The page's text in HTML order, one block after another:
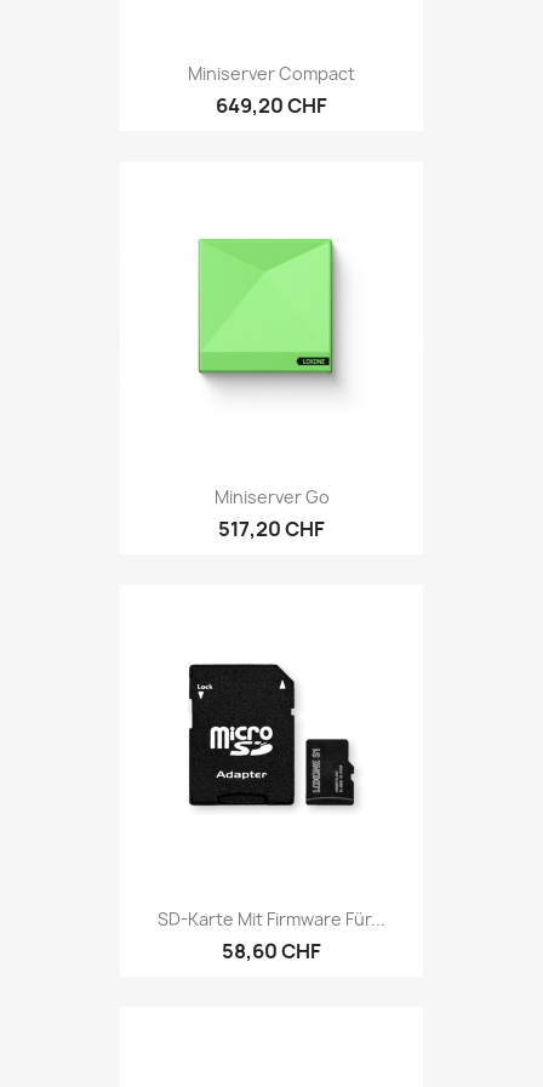
Miniserver Compact
649,20 CHF
Miniserver Go
517,20 CHF
SD-Karte Mit Firmware Für...
58,60 CHF